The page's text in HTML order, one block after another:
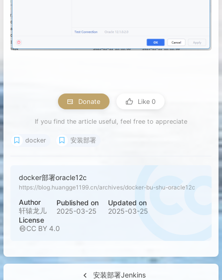
Donate Like 0
If you find the article useful, feel free to appreciate
docker 安装部署
docker部署oracle12c
https://blog.huangge1199.cn/archives/docker-bu-shu-oracle12c
Author
轩辕龙儿
Published on
2025-03-25
Updated on
2025-03-25
License
CC BY 4.0
安装部署Jenkins